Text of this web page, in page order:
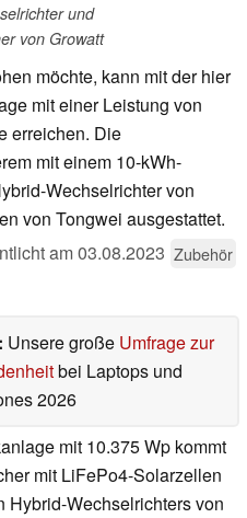
und
von Growatt
möchte, kann mit der hier
mit einer Leistung von
erreichen. Die
mit einem 10-kWh-
Wechselrichter von
von Tongwei ausgestattet.
am03.08.2023 Zubehör
Unsere große Umfrage zur
bei Laptops und
2026
mit 10.375 Wp kommt
mit LiFePo4-Solarzellen
Wechselrichters von